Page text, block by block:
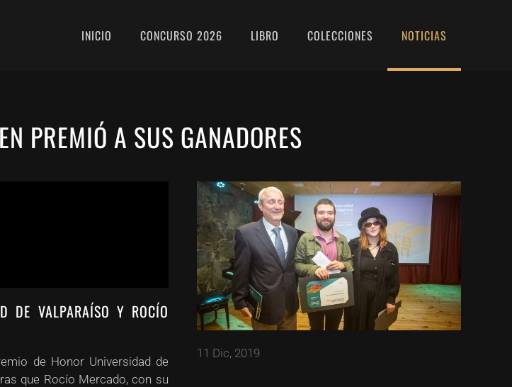
INICIO CONCURSO 2026 LIBRO COLECCIONES NOTICIAS
PREMIÓ A SUS GANADORES
DE VALPARAÍSO Y ROCÍO
de Honor Universidad de
que Rocío Mercado, con su
11 Dic, 2019